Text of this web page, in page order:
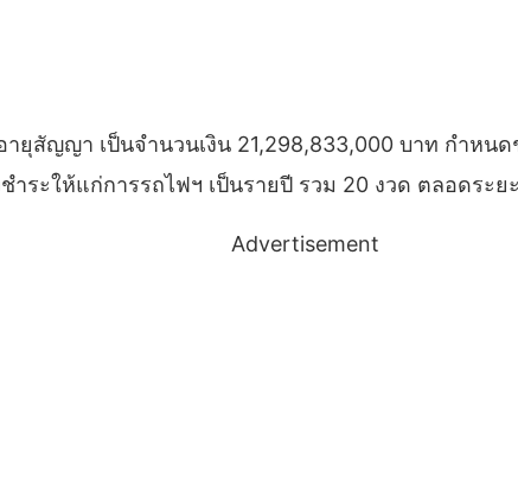
ยุสัญญา เป็นจำนวนเงิน 21,298,833,000 บาท กำหน
ระให้แก่การรถไฟฯ เป็นรายปี รวม 20 งวด ตลอดระย
Advertisement